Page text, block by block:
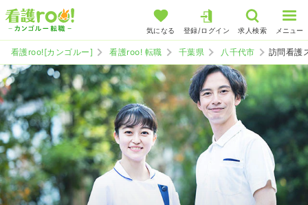
気になる 登録/ログイン 求人検索 メニュー
看護roo![カンゴルー] 看護roo! 転職 千葉県 八千代市 訪問看護